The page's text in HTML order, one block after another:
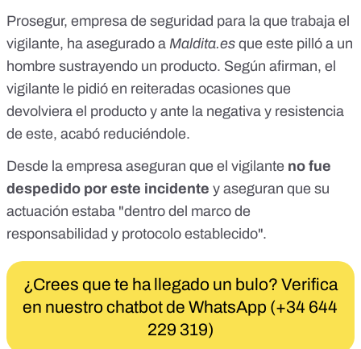
Prosegur, empresa de seguridad para la que trabaja el
vigilante, ha asegurado a Maldita.es que este pilló a un
hombre sustrayendo un producto. Según afirman, el
vigilante le pidió en reiteradas ocasiones que
devolviera el producto y ante la negativa y resistencia
de este, acabó reduciéndole.
Desde la empresa aseguran que el vigilante no fue
despedido por este incidente y aseguran que su
actuación estaba "dentro del marco de
responsabilidad y protocolo establecido".
¿Crees que te ha llegado un bulo? Verifica
en nuestro chatbot de WhatsApp (+34 644
229 319)